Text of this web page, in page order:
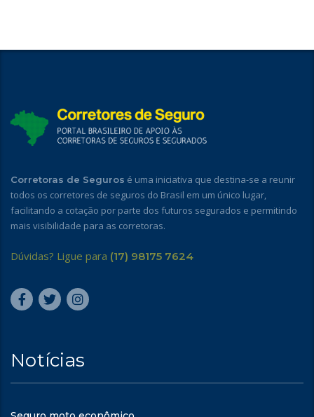
Corretoras de Seguros é uma iniciativa que destina-se a reunir
todos os corretores de seguros do Brasil em um único lugar,
facilitando a cotação por parte dos futuros segurados e permitindo
mais visibilidade para as corretoras.
Dúvidas? Ligue para (17) 98175 7624
Notícias